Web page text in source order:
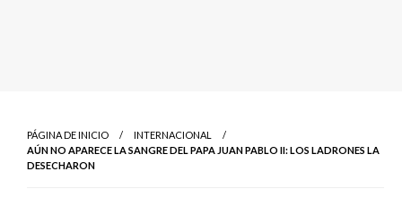
PÁGINA DE INICIO
INTERNACIONAL
AÚN NO APARECE LA SANGRE DEL PAPA JUAN PABLO II: LOS LADRONES LA
DESECHARON